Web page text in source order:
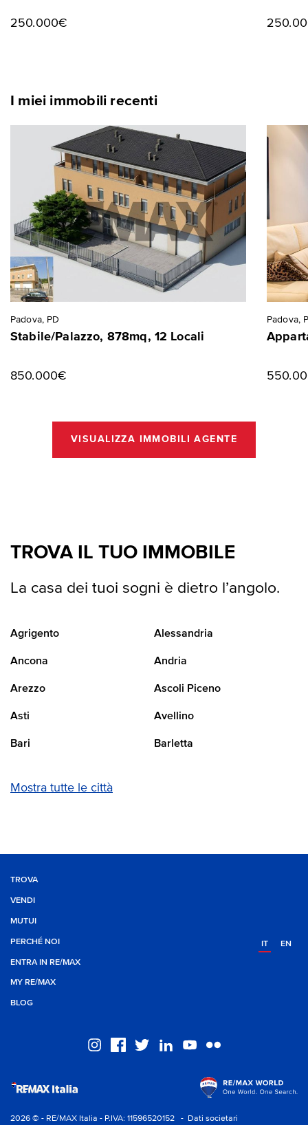
250.000€
I miei immobili recenti
Padova, PD
Stabile/Palazzo, 878mq, 12 Locali
850.000€
Padova,
VISUALIZZA IMMOBILI AGENTE
TROVA IL TUO IMMOBILE
La casa dei tuoi sogni è dietro l’angolo.
Agrigento Alessandria
Ancona Andria
Arezzo Ascoli Piceno
Asti Avellino
Bari Barletta
Mostra tutte le città
TROVA
VENDI
MUTUI
PERCHÉ NOI
ENTRA IN RE/MAX
MY RE/MAX
BLOG
IT EN
2026 © - RE/MAX Italia - P.IVA: 11596520152 - Dati societari